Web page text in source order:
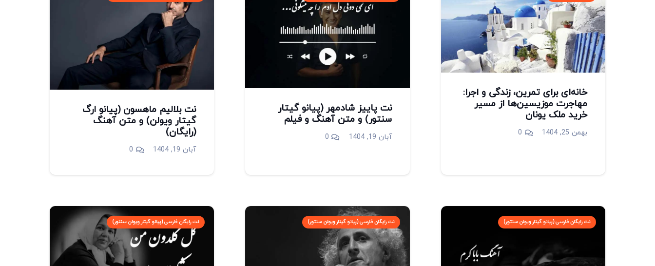
خانه‌ای برای تمرین، زندگی و اجرا:
مهاجرت موزیسین‌ها از مسیر
خرید ملک یونان
بهمن 25, 1404 0
نت پاییز شادمهر (پیانو گیتار
سنتور) و متن آهنگ و فیلم
آبان 19, 1404 0
نت بلالیم ماهسون (پیانو ارگ
گیتار ویولن) و متن آهنگ
(رایگان)
آبان 19, 1404 0
نت رایگان فارسی (پیانو گیتار ویولن سنتور) نت رایگان فارسی (پیانو گیتار ویولن سنتور) نت رایگان فارسی (پیانو گیتار ویولن سنتور)